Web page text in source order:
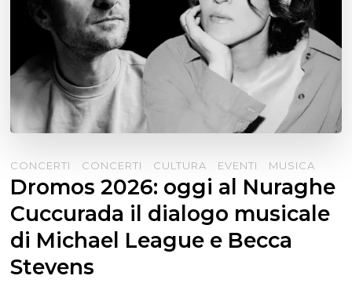
CONCERTI CONCERTI CULTURA EVENTI MUSICA
Dromos 2026: oggi al Nuraghe
Cuccurada il dialogo musicale
di Michael League e Becca
Stevens